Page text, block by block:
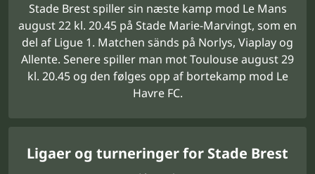
Stade Brest spiller sin næste kamp mod Le Mans
august 22 kl. 20.45 på Stade Marie-Marvingt, som en
del af Ligue 1. Matchen sänds på Norlys, Viaplay og
Allente. Senere spiller man mot Toulouse august 29
kl. 20.45 og den følges opp af bortekamp mod Le
Havre FC.
Ligaer og turneringer for Stade Brest